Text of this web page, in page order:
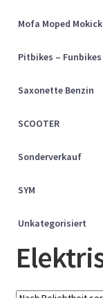
Mofa Moped Mokick
Pitbikes – Funbikes
Saxonette Benzin
SCOOTER
Sonderverkauf
SYM
Unkategorisiert